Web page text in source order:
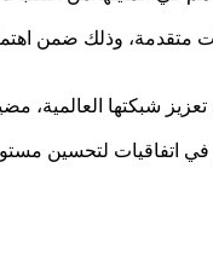
متقدمة، وذلك ضمن